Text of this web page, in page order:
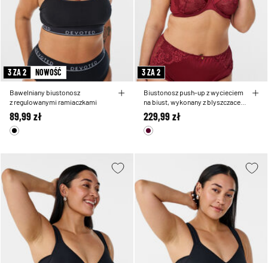
3 ZA 2 NOWOŚĆ
Bawelniany biustonosz
z regulowanymi ramiaczkami
89,99 zł
3 ZA 2
Biustonosz push-up z wycieciem
na biust, wykonany z blyszczacej
mikrofibry
229,99 zł